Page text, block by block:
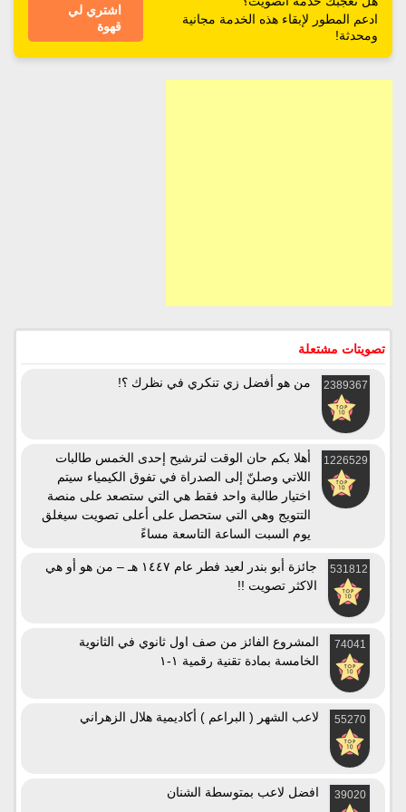
ادعم المطور لإبقاء هذه الخدمة مجانية
ومحدثة!
اشتري لي
قهوة
تصويتات مشتعلة
2389367 من هو أفضل زي تنكري في نظرك ؟!
1226529
أهلا بكم حان الوقت لترشيح إحدى الخمس طالبات
اللاتي وصلنّ إلى الصدراة في تفوق الكيمياء سيتم
اختيار طالبة واحد فقط هي التي ستصعد على منصة
التتويج وهي التي ستحصل على أعلى تصويت سيغلق
يوم السبت الساعة التاسعة مساءً
531812
جائزة أبو بندر لعيد فطر عام ١٤٤٧ هـ – من هو أو هي
الاكثر تصويت !!
74041
المشروع الفائز من صف اول ثانوي في الثانوية
الخامسة بمادة تقنية رقمية ١-١
55270 لاعب الشهر ( البراعم ) أكاديمية هلال الزهراني
39020 افضل لاعب بمتوسطة الشنان